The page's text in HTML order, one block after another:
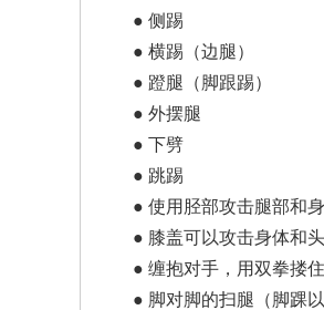
● 侧踢
● 横踢（边腿）
● 蹬腿（脚跟踢）
● 外摆腿
● 下劈
● 跳踢
● 使用胫部攻击腿部和
● 膝盖可以攻击身体和
● 缠抱对手，用双拳搂
● 脚对脚的扫腿（脚踝以